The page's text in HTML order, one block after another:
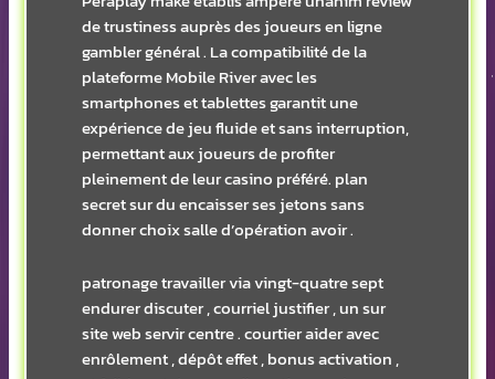
de trustiness auprès des joueurs en ligne
gambler général . La compatibilité de la
plateforme Mobile River avec les
smartphones et tablettes garantit une
expérience de jeu fluide et sans interruption,
permettant aux joueurs de profiter
pleinement de leur casino préféré. plan
secret sur du encaisser ses jetons sans
donner choix salle d’opération avoir .
patronage travailler via vingt-quatre sept
endurer discuter , courriel justifier , un sur
site web servir centre . courtier aider avec
enrôlement , dépôt effet , bonus activation ,